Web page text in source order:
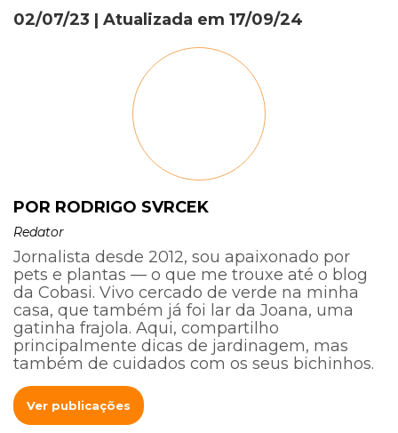
02/07/23 | Atualizada em 17/09/24
POR RODRIGO SVRCEK
Redator
Jornalista desde 2012, sou apaixonado por
pets e plantas — o que me trouxe até o blog
da Cobasi. Vivo cercado de verde na minha
casa, que também já foi lar da Joana, uma
gatinha frajola. Aqui, compartilho
principalmente dicas de jardinagem, mas
também de cuidados com os seus bichinhos.
Ver publicações